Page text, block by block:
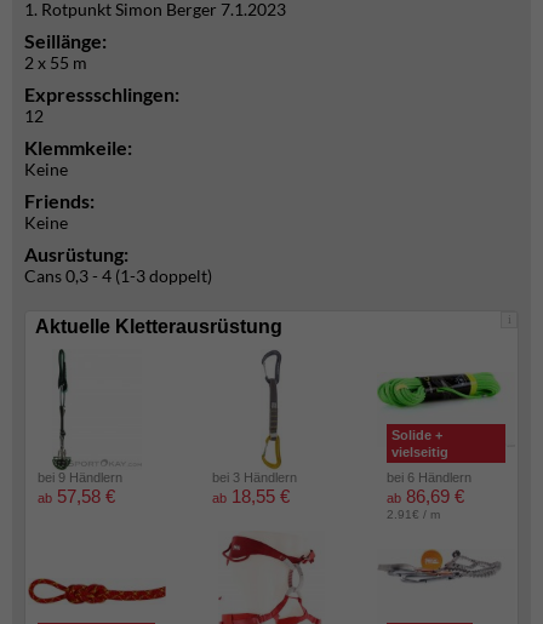
1. Rotpunkt Simon Berger 7.1.2023
Seillänge:
2 x 55 m
Expressschlingen:
12
Klemmkeile:
Keine
Friends:
Keine
Ausrüstung:
Cans 0,3 - 4 (1-3 doppelt)
i
Aktuelle Kletterausrüstung
bei 9 Händlern
ab 57,58 €
bei 3 Händlern
ab 18,55 €
Solide +
vielseitig
bei 6 Händlern
ab 86,69 €
2.91€ / m